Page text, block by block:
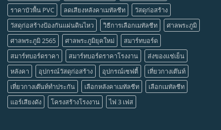
ราคาบัวพื้น PVC
ลดเสียงหลังคาเมทัลชีท
วัสดุก่อสร้าง
วัสดุก่อสร้างป้องกันแผ่นดินไหว
วิธีการเลือกเมทัลชีท
ศาลพระภูมิ
ศาลพระภูมิ 2565
ศาลพระภูมิยุคใหม่
สมาร์ทบอร์ด
สมาร์ทบอร์ดราคา
สมาร์ทบอร์ดราคาโรงงาน
ส่งของแช่เย็น
หลังคา
อุปกรณ์วัสดุก่อสร้าง อุปกรณ์เซฟตี้
เที่ยวกางเต๊นท์
เที่ยวกางเต๊นท์ทำประกัน
เลือกหลังคาเมทัลชีท
เลือกเมทัลชีท
แอร์เสียงดัง
โครงสร้างโรงงาน ไฟ 3 เฟส